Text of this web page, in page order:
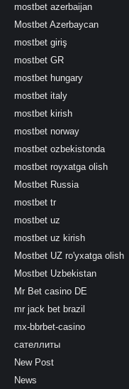
mostbet azerbaijan
Mostbet Azerbaycan
mostbet giriş
mostbet GR
mostbet hungary
mostbet italy
mostbet kirish
mostbet norway
mostbet ozbekistonda
mostbet royxatga olish
Mostbet Russia
mostbet tr
mostbet uz
mostbet uz kirish
Mostbet UZ ro'yxatga olish
Mostbet Uzbekistan
Mr Bet casino DE
mr jack bet brazil
mx-bbrbet-casino
сателлиты
New Post
News